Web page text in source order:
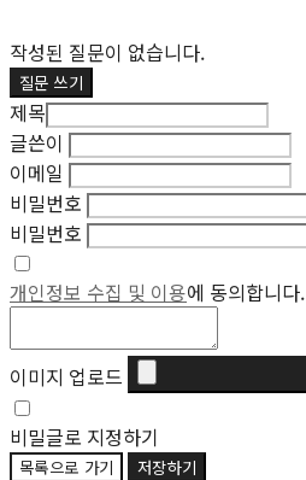
작성된 질문이 없습니다.
질문 쓰기
제목
글쓴이
이메일
비밀번호
비밀번호
개인정보 수집 및 이용에 동의합니다.
이미지 업로드
비밀글로 지정하기
목록으로 가기 저장하기